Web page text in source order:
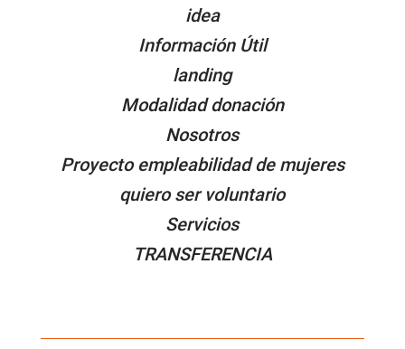
idea
Información Útil
landing
Modalidad donación
Nosotros
Proyecto empleabilidad de mujeres
quiero ser voluntario
Servicios
TRANSFERENCIA